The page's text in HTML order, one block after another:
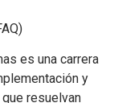
es una carrera
y
resuelvan